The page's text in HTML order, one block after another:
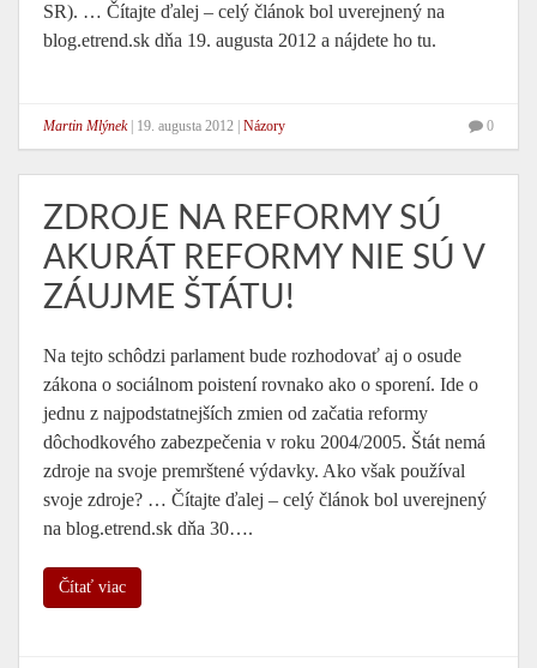
SR). … Čítajte ďalej – celý článok bol uverejnený na
blog.etrend.sk dňa 19. augusta 2012 a nájdete ho tu.
Martin Mlýnek| 19. augusta 2012 Názory 0
ZDROJE NA REFORMY SÚ
AKURÁT REFORMY NIE SÚ V
ZÁUJME ŠTÁTU!
Na tejto schôdzi parlament bude rozhodovať aj o osude
zákona o sociálnom poistení rovnako ako o sporení. Ide o
jednu z najpodstatnejších zmien od začatia reformy
dôchodkového zabezpečenia v roku 2004/2005. Štát nemá
zdroje na svoje premrštené výdavky. Ako však používal
svoje zdroje? … Čítajte ďalej – celý článok bol uverejnený
na blog.etrend.sk dňa 30….
Čítať viac